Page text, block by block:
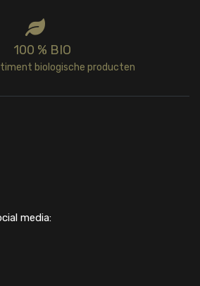
100 % BIO
biologische producten
media: